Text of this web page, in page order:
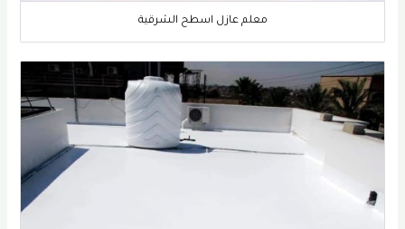
معلم عازل اسطح الشرقية